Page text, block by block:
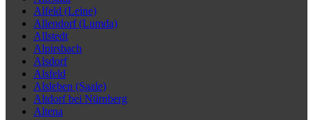
Alfeld (Leine)
Allendorf (Lumda)
Allstedt
Alpirsbach
Alsdorf
Alsfeld
Alsleben (Saale)
Altdorf bei Nürnberg
Altena